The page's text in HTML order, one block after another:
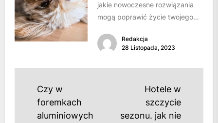
jakie nowoczesne rozwiązania
mogą poprawić życie twojego
nowatorskie podejście do
zapewniania psom...
Redakcja
28 Listopada, 2023
Nawigacja
wpisu
Czy w
foremkach
aluminiowych
Hotele w
szczycie
sezonu. jak nie